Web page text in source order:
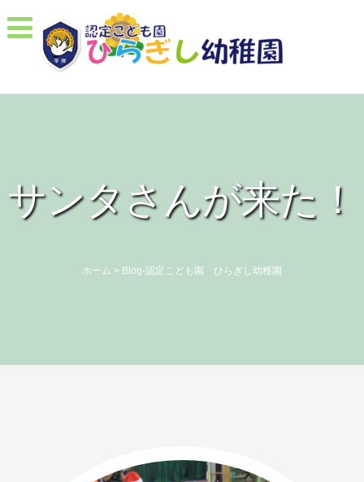
サンタさんが来た！
ホーム > Blog-認定こども園 ひらぎし幼稚園